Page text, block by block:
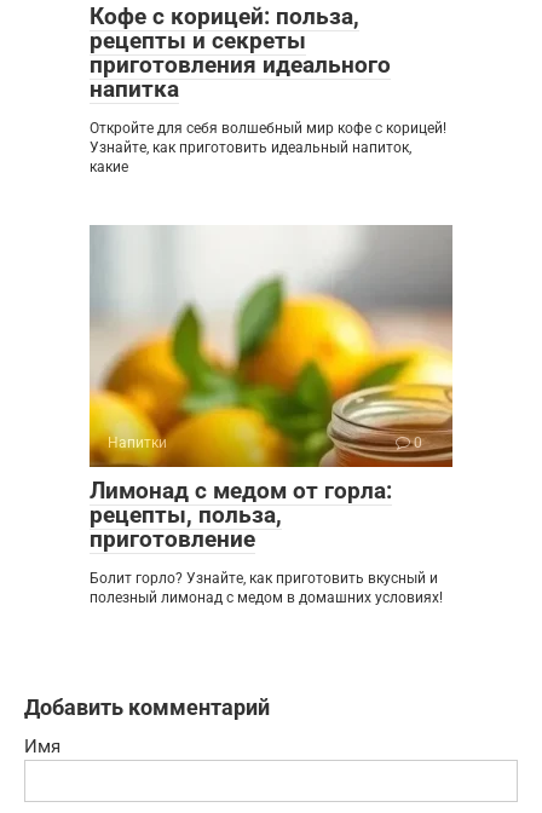
Кофе с корицей: польза,
рецепты и секреты
приготовления идеального
напитка
Откройте для себя волшебный мир кофе с корицей!
Узнайте, как приготовить идеальный напиток,
какие
Напитки 0
Лимонад с медом от горла:
рецепты, польза,
приготовление
Болит горло? Узнайте, как приготовить вкусный и
полезный лимонад с медом в домашних условиях!
Добавить комментарий
Имя